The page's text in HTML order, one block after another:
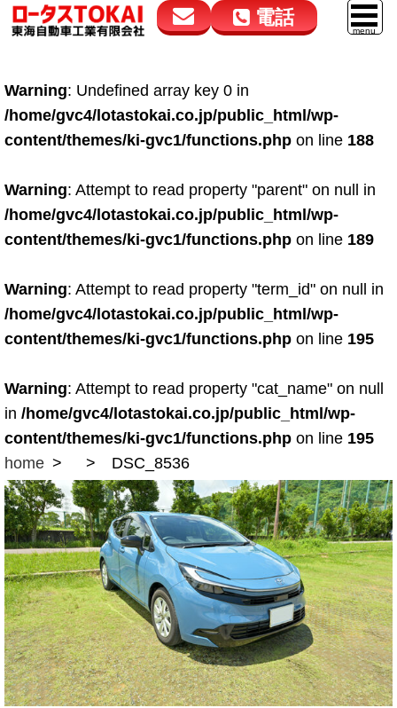
電話
050-5264-4432
9:00～18:00
050-5264-4433
9:00～18:00
車販売
スマイル車検
鈑金・塗装
点検・整備
ロードサービス
レンタカー
Warning: Undefined array key 0 in
/home/gvc4/lotastokai.co.jp/public_html/wp-
content/themes/ki-gvc1/functions.php on line 188
Warning: Attempt to read property "parent" on null in
/home/gvc4/lotastokai.co.jp/public_html/wp-
content/themes/ki-gvc1/functions.php on line 189
Warning: Attempt to read property "term_id" on null in
/home/gvc4/lotastokai.co.jp/public_html/wp-
content/themes/ki-gvc1/functions.php on line 195
Warning: Attempt to read property "cat_name" on null
in /home/gvc4/lotastokai.co.jp/public_html/wp-
content/themes/ki-gvc1/functions.php on line 195
home
DSC_8536